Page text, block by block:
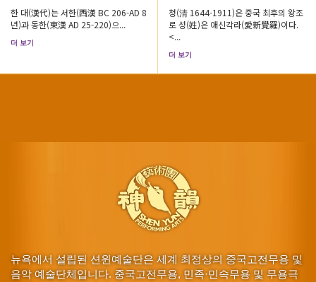
한 대(漢代)는 서한(西漢 BC 206-AD 8
년)과 동한(東漢 AD 25-220)으...
더 보기
청(清 1644-1911)은 중국 최후의 왕조
로 성(姓)은 애신각라(愛新覺羅)이다.
<...
더 보기
뉴욕에서 설립된 션윈예술단은 세계 최정상의 중국고전무용 및
음악 예술단체입니다. 중국고전무용, 민족·민속무용 및 무용극